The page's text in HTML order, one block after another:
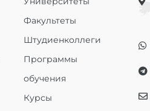
Факультеты
Штудиенколлеги
Программы
обучения
Курсы